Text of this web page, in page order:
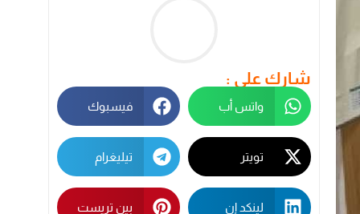
شارك على :
واتس أب فيسبوك
تويتر تيليغرام
لينكد إن بين تريست